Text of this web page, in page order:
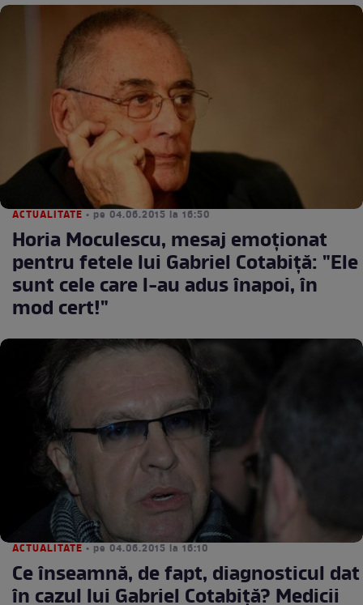
ACTUALITATE • pe 04.06.2015 la 16:50
Horia Moculescu, mesaj emoţionat
pentru fetele lui Gabriel Cotabiţă: "Ele
sunt cele care l-au adus înapoi, în
mod cert!"
ACTUALITATE • pe 04.06.2015 la 16:10
Ce înseamnă, de fapt, diagnosticul dat
în cazul lui Gabriel Cotabiţă? Medicii